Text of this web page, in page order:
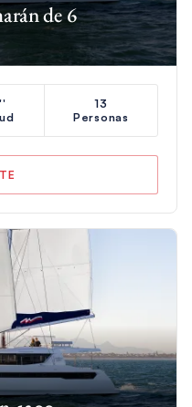
de 6
13
Personas